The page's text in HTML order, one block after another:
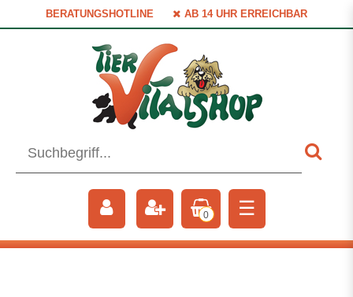
BERATUNGSHOTLINE AB 14 UHR ERREICHBAR
0 ☰